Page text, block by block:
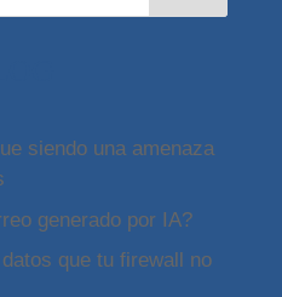
siendo una amenaza
generado por IA?
que tu firewall no